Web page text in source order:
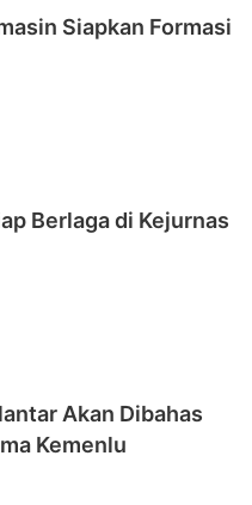
Siapkan Formasi
Berlaga di Kejurnas
Akan Dibahas
Kemenlu